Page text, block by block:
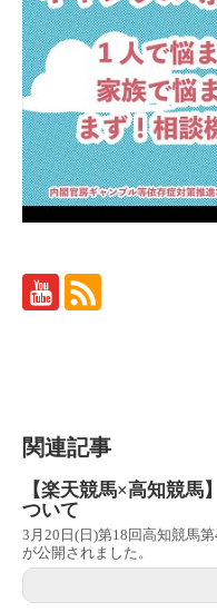
関連記事
【楽天競馬×高知競馬
ついて
3月20日(日)第18回高知競馬
が公開されました。